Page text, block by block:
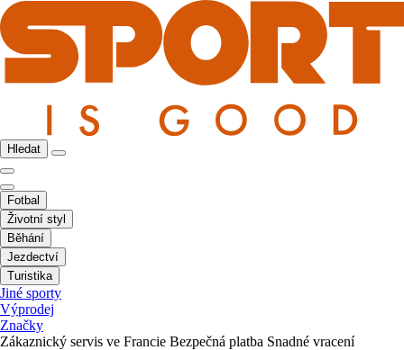
Hledat
Fotbal
Životní styl
Běhání
Jezdectví
Turistika
Jiné sporty
Výprodej
Značky
Zákaznický servis ve Francie Bezpečná platba Snadné vracení